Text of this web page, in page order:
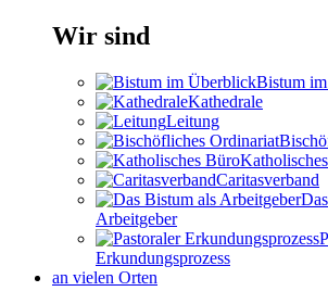
Wir sind
Bistum
Kathedrale
Leitung
Caritasverband
Arbeitgeber
Erkundungsprozess
an vielen Orten